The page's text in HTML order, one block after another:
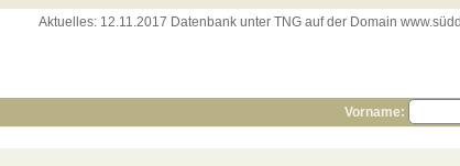
Aktuelles: 12.11.2017 Datenbank unter TNG auf der Domain
Vorname: